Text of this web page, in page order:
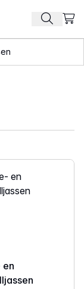
Zoek
en